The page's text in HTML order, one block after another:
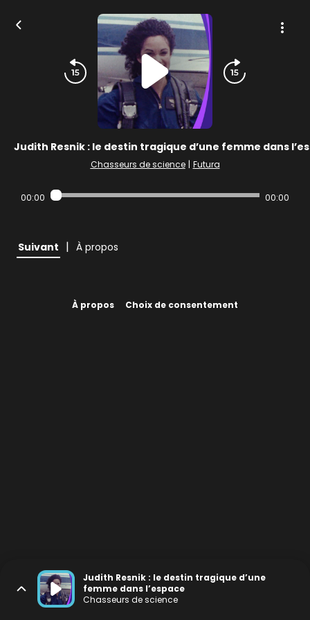
Judith Resnik : le destin tragique d’une femme dans
Chasseurs de science | Futura
00:00 00:00
Suivant | À propos
À propos Choix de consentement
Judith Resnik : le destin tragique d’une
femme dans l’espace
Chasseurs de science